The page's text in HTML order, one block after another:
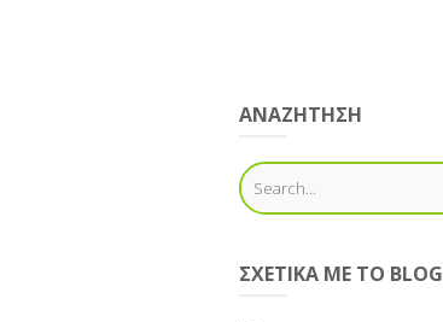
ΑΝΑΖΗΤΗΣΗ
ΣΧΕΤΙΚΆ ΜΕ ΤΟ BLOG